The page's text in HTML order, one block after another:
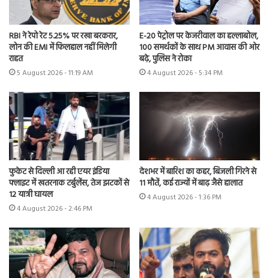
RBI ने रेपो रेट 5.25% पर रखा बरकरार,
लोन की EMI में फिलहाल नहीं मिलेगी
राहत
5 August 2026 - 11:19 AM
E-20 पेट्रोल पर केजरीवाल का हल्लाबोल,
100 समर्थकों के साथ PM आवास की ओर
बढ़े, पुलिस ने रोका
4 August 2026 - 5:34 PM
फुकेट से दिल्ली आ रही एयर इंडिया
फ्लाइट में खतरनाक टर्बुलेंस, तेज झटकों से
12 यात्री घायल
4 August 2026 - 2:46 PM
देशभर में बारिश का कहर, बिजली गिरने से
11 मौतें, कई राज्यों में बाढ़ जैसे हालात
4 August 2026 - 1:36 PM